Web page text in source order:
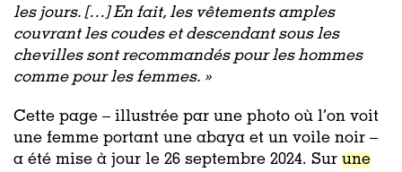
les jours. […] En fait, les vêtements amples
couvrant les coudes et descendant sous les
chevilles sont recommandés pour les hommes
comme pour les femmes. »
Cette page – illustrée par une photo où l’on voit
une femme portant une abaya et un voile noir –
a été mise à jour le 26 septembre 2024. Sur une